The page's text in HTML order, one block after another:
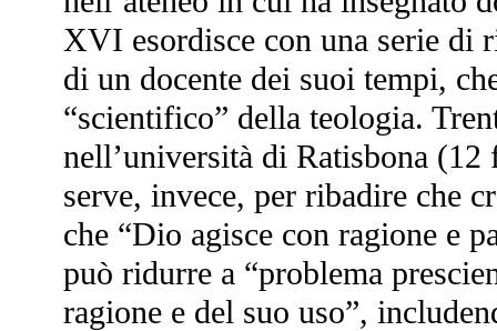
XVI esordisce con una serie di
di un docente dei suoi tempi,
“scientifico” della teologia.
nell’università di Ratisbona
serve, invece, per ribadire che
che “Dio agisce con ragione e
può ridurre a “problema
ragione e del suo uso”,